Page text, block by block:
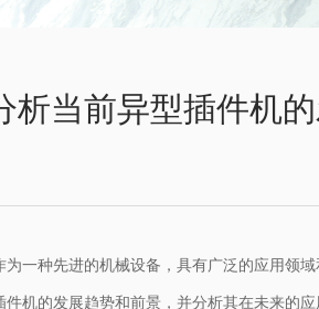
析当前异型插件机
为一种先进的机械设备，具有广泛的应用领
机的发展趋势和前景，并分析其在未来的应